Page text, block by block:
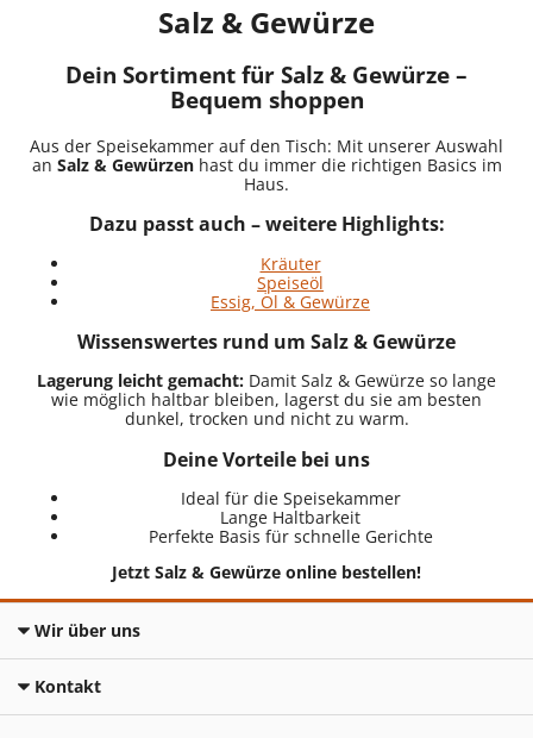
Salz & Gewürze
Dein Sortiment für Salz & Gewürze –
Bequem shoppen
Aus der Speisekammer auf den Tisch: Mit unserer Auswahl
an Salz & Gewürzenhast du immer die richtigen Basics im
Haus.
Dazu passt auch – weitere Highlights:
Kräuter
Speiseöl
Essig, Öl & Gewürze
Wissenswertes rund um Salz & Gewürze
Lagerung leicht gemacht: Damit Salz & Gewürze so lange
wie möglich haltbar bleiben, lagerst du sie am besten
dunkel, trocken und nicht zu warm.
Deine Vorteile bei uns
Ideal für die Speisekammer
Lange Haltbarkeit
Perfekte Basis für schnelle Gerichte
Jetzt Salz & Gewürze online bestellen!
Wir über uns
Kontakt